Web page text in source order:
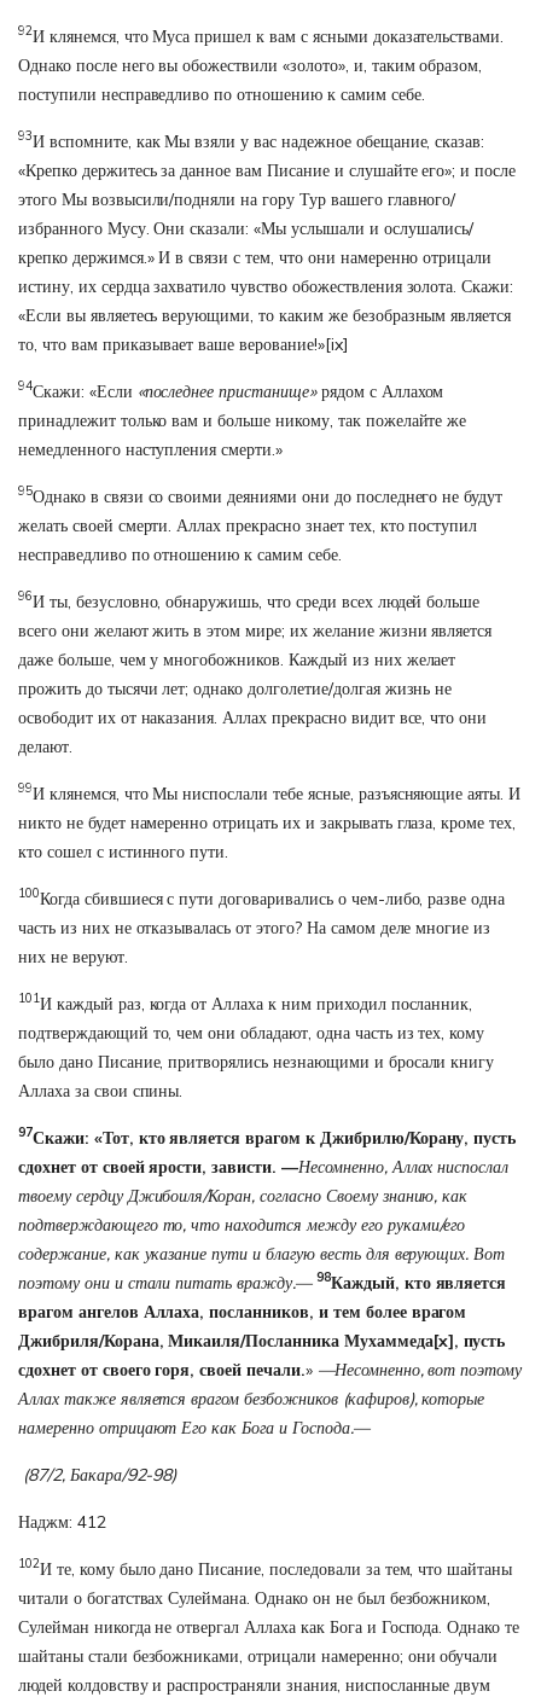
92И клянемся, что Муса пришел к вам с ясными доказательствами.
Однако после него вы обожествили «золото», и, таким образом,
поступили несправедливо по отношению к самим себе.
93И вспомните, как Мы взяли у вас надежное обещание, сказав:
«Крепко держитесь за данное вам Писание и слушайте его»; и после
этого Мы возвысили/подняли на гору Тур вашего главного/
избранного Мусу. Они сказали: «Мы услышали и ослушались/
крепко держимся.» И в связи с тем, что они намеренно отрицали
истину, их сердца захватило чувство обожествления золота. Скажи:
«Если вы являетесь верующими, то каким же безобразным является
то, что вам приказывает ваше верование!»[ix]
94Скажи: «Если «последнее пристанище»рядом с Аллахом
принадлежит только вам и больше никому, так пожелайте же
немедленного наступления смерти.»
95Однако в связи со своими деяниями они до последнего не будут
желать своей смерти. Аллах прекрасно знает тех, кто поступил
несправедливо по отношению к самим себе.
96И ты, безусловно, обнаружишь, что среди всех людей больше
всего они желают жить в этом мире; их желание жизни является
даже больше, чем у многобожников. Каждый из них желает
прожить до тысячи лет; однако долголетие/долгая жизнь не
освободит их от наказания. Аллах прекрасно видит все, что они
делают.
99И клянемся, что Мы ниспослали тебе ясные, разъясняющие аяты. И
никто не будет намеренно отрицать их и закрывать глаза, кроме тех,
кто сошел с истинного пути.
100Когда сбившиеся с пути договаривались о чем-либо, разве одна
часть из них не отказывалась от этого? На самом деле многие из
них не веруют.
101И каждый раз, когда от Аллаха к ним приходил посланник,
подтверждающий то, чем они обладают, одна часть из тех, кому
было дано Писание, притворялись незнающими и бросали книгу
Аллаха за свои спины.
97Скажи: «Тот, кто является врагом к Джибрилю/Корану, пусть
сдохнет от своей ярости, зависти. —Несомненно, Аллах ниспослал
твоему сердцу Джибоиля/Коран, согласно Своему знанию, как
подтверждающего то, что находится между его руками/его
содержание, как указание пути и благую весть для верующих. Вот
поэтому они и стали питать вражду.— 98Каждый, кто является
врагом ангелов Аллаха, посланников, и тем более врагом
Джибриля/Корана, Микаиля/Посланника Мухаммеда[x], пусть
сдохнет от своего горя, своей печали.» —Несомненно, вот поэтому
Аллах также является врагом безбожников (кафиров), которые
намеренно отрицают Его как Бога и Господа.—
(87/2, Бакара/92-98)
Наджм: 412
102И те, кому было дано Писание, последовали за тем, что шайтаны
читали о богатствах Сулеймана. Однако он не был безбожником,
Сулейман никогда не отвергал Аллаха как Бога и Господа. Однако те
шайтаны стали безбожниками, отрицали намеренно; они обучали
людей колдовству и распространяли знания, ниспосланные двум